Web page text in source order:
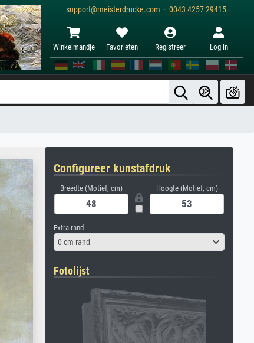
support@meisterdrucke.com · 0043 4257 29415
Winkelmandje Favorieten Registreer Log in
Configureer kunstafdruk
Breedte (Motief, cm) Hoogte (Motief, cm)
Extra rand
0 cm rand
Fotolijst